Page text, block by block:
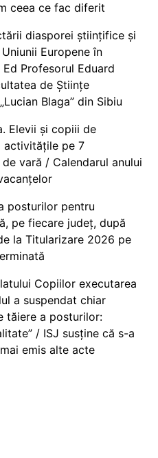
ceea ce fac diferit
diasporei științifice și
Europene în
Profesorul Eduard
de Științe
Blaga” din Sibiu
Elevii și copiii de
activitățile pe 7
vară / Calendarul anului
posturilor pentru
pe fiecare județ, după
la Titularizare 2026 pe
Copiilor executarea
a suspendat chiar
tăiere a posturilor:
/ ISJ susține că s-a
emis alte acte